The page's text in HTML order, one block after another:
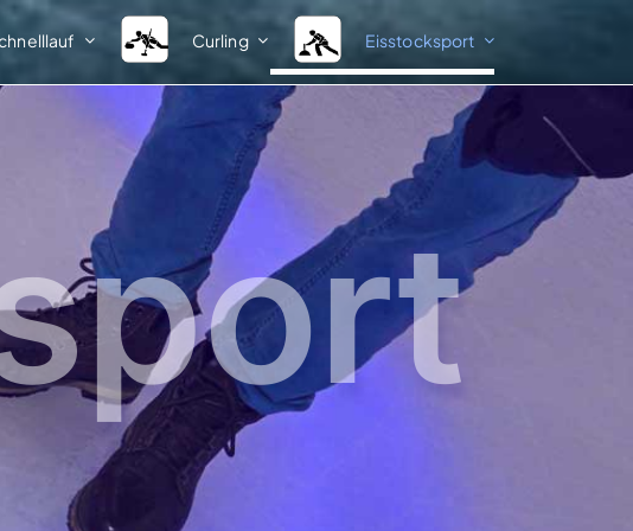
Curling Eisstocksport
I
Ligastruktur
Herren Sommer
Damen Sommer
Herren Winter
Spielsystem Herren 1. Bundesliga
Spielsystem Herren 2. Bundesliga
Damen Winter
Spielsystem Damen 1. Bundesliga
Verband
BEV-News
Kontakte Fachsparte A – Z
Kontakte Bezirksobleute A
Kontakte Kreisobleute A – Z
Vereinsverzeichnis
Ordnungen und